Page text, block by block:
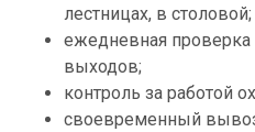
лестницах, в столовой;
ежедневная
выходов;
контроль за работой
своевременный